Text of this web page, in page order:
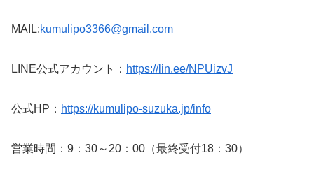
MAIL:kumulipo3366@gmail.com
LINE公式アカウント： https://lin.ee/NPUizvJ
公式HP： https://kumulipo-suzuka.jp/info
営業時間：9：30～20：00（最終受付18：30）